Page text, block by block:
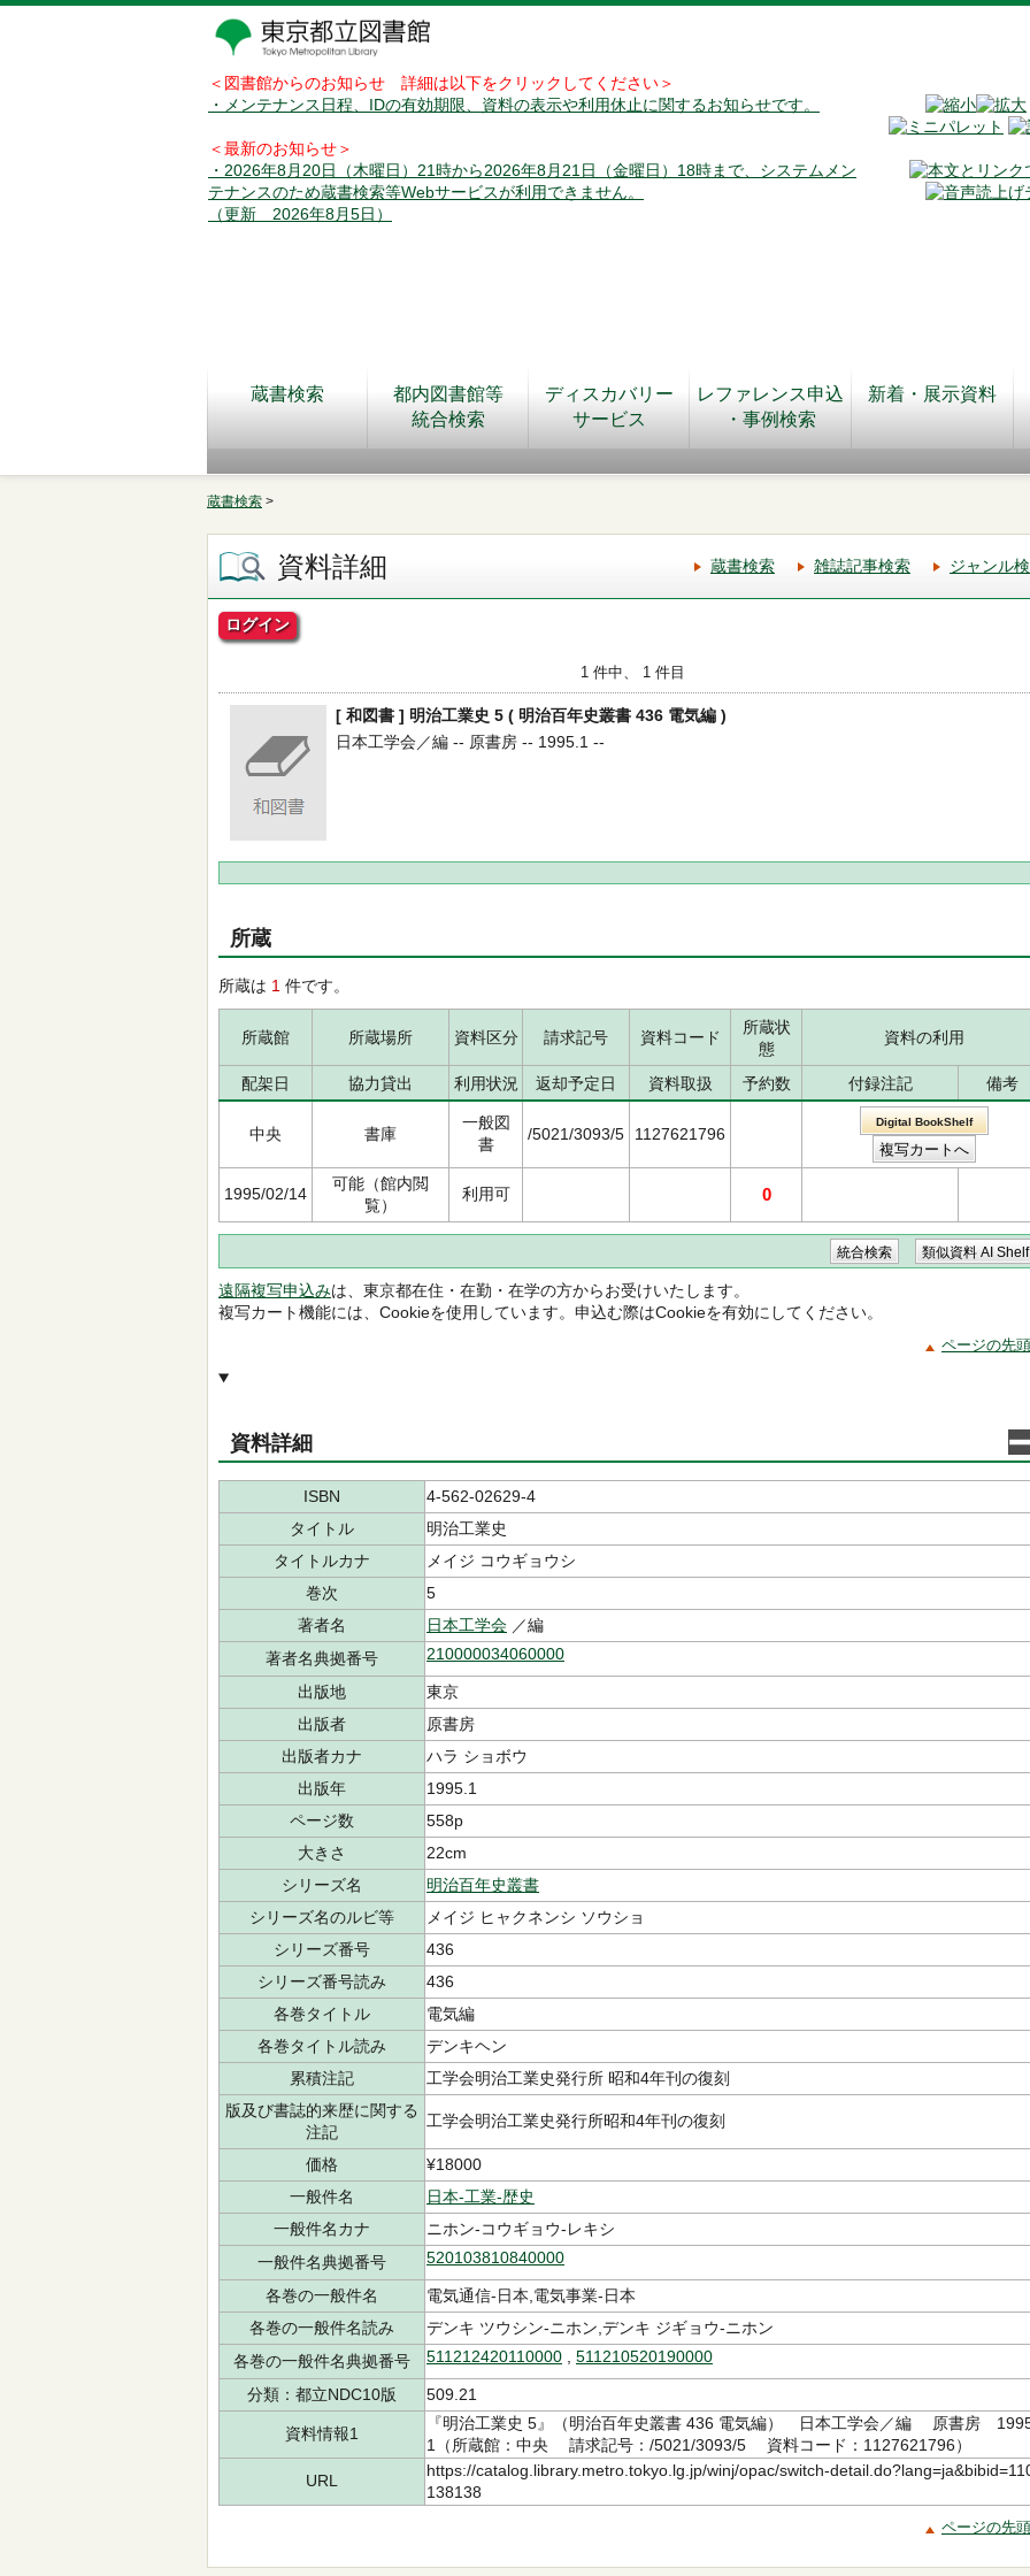
＜図書館からのお知らせ 詳細は以下をクリックしてください＞
・メンテナンス日程、IDの有効期限、資料の表示や利用休止に関するお知らせです。
＜最新のお知らせ＞
・2026年8月20日（木曜日）21時から2026年8月21日（金曜日）18時まで、システムメン
テナンスのため蔵書検索等Webサービスが利用できません。
（更新 2026年8月5日）
蔵書検索
都内図書館等
統合検索
ディスカバリー
サービス
レファレンス申込
・事例検索
新着・展示資料
蔵書検索 >
資料詳細 蔵書検索 雑誌記事検索 ジャンル
ログイン
1 件中、 1 件目
[ 和図書 ] 明治工業史 5 ( 明治百年史叢書 436 電気編 )
日本工学会／編 -- 原書房 -- 1995.1 --
所蔵
所蔵は 1 件です。
所蔵館 所蔵場所 資料区分 請求記号 資料コード
所蔵状
態
資料の利用
配架日 協力貸出 利用状況 返却予定日 資料取扱 予約数 付録注記 備考
中央 書庫
一般図
書
/5021/3093/5 1127621796
Digital BookShelf
1995/02/14
可能（館内閲
覧）
利用可 0
遠隔複写申込みは、東京都在住・在勤・在学の方からお受けいたします。
複写カート機能には、Cookieを使用しています。申込む際はCookieを有効にしてください。
ページの先
資料詳細
ISBN
4-562-02629-4
タイトル
明治工業史
タイトルカナ
メイジ コウギョウシ
巻次
5
著者名
日本工学会 ／編
著者名典拠番号
210000034060000
出版地
東京
出版者
原書房
出版者カナ
ハラ ショボウ
出版年
1995.1
ページ数
558p
大きさ
22cm
シリーズ名
明治百年史叢書
シリーズ名のルビ等
メイジ ヒャクネンシ ソウショ
シリーズ番号
436
シリーズ番号読み
436
各巻タイトル
電気編
各巻タイトル読み
デンキヘン
累積注記
工学会明治工業史発行所 昭和4年刊の復刻
版及び書誌的来歴に関する
注記
工学会明治工業史発行所昭和4年刊の復刻
価格
¥18000
一般件名
日本-工業-歴史
一般件名カナ
ニホン-コウギョウ-レキシ
一般件名典拠番号
520103810840000
各巻の一般件名
電気通信-日本,電気事業-日本
各巻の一般件名読み
デンキ ツウシン-ニホン,デンキ ジギョウ-ニホン
各巻の一般件名典拠番号
511212420110000 511210520190000
分類：都立NDC10版 509.21
資料情報1
『明治工業史 5』（明治百年史叢書 436 電気編） 日本工学会／編 原書房
1（所蔵館：中央 請求記号：/5021/3093/5 資料コード：1127621796）
URL
https://catalog.library.metro.tokyo.lg.jp/winj/opac/switch-
138138
ページの先